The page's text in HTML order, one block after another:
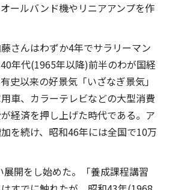
ールバンド機やリニアアンプを作
さんはわずか4年でサラリーマン
年代(1965年以降)前半のわが国経
史以来の好景気「いざなぎ景気」
車、カラーテレビなどの大型消費
経済を押し上げた時代である。ア
を続け、昭和46年には全国で10万
展開をし始めた。「養成課程講習